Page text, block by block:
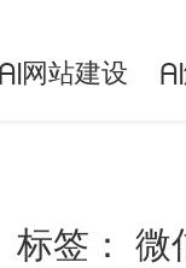
网站建设 AI
标签： 微